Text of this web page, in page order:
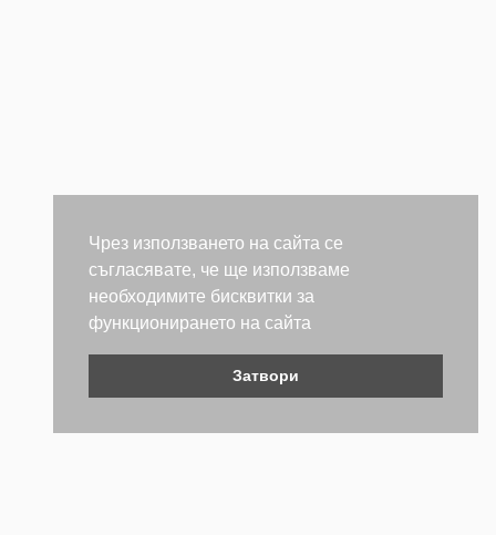
Чрез използването на сайта се
съгласявате, че ще използваме
необходимите бисквитки за
функционирането на сайта
Затвори